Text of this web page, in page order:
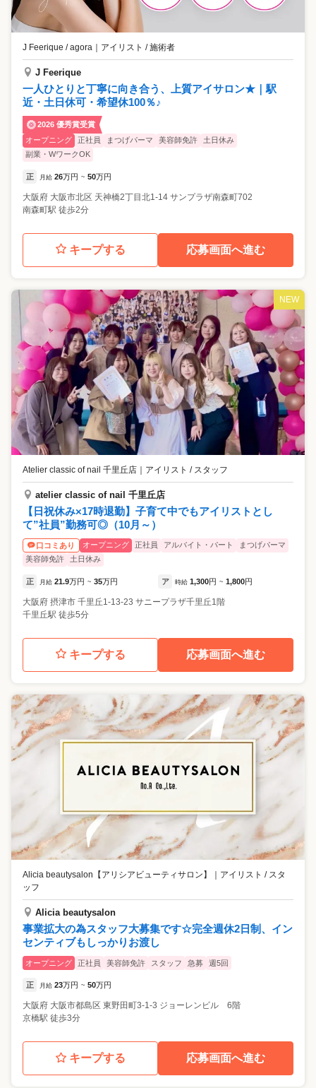
J Feerique / agora ｜ アイリスト / 施術者
J Feerique
一人ひとりと丁寧に向き合う、上質アイサロン★｜駅
近・土日休可・希望休100％♪
2026 優秀賞受賞
オープニング
正社員 まつげパーマ 美容師免許
土日休み
副業・WワークOK
正 月給 26万円 ~ 50万円
大阪府 大阪市北区 天神橋2丁目北1-14 サンプラザ南森町702
南森町駅 徒歩2分
キープする 応募画面へ進む
NEW
Atelier classic of nail 千里丘店 アイリスト / スタッフ
atelier classic of nail 千里丘店
【日祝休み×17時退勤】子育て中でもアイリストとし
て”社員”勤務可◎（10月～）
口コミあり オープニング 正社員 アルバイト・パート
まつげパーマ
美容師免許
土日休み
正 月給 21.9万円 ~ 35万円 ア 時給 1,300円 ~ 1,800円
大阪府 摂津市 千里丘1-13-23 サニープラザ千里丘1階
千里丘駅 徒歩5分
キープする 応募画面へ進む
Alicia beautysalon【アリシアビューティサロン】
アイリスト / スタ
ッフ
Alicia beautysalon
事業拡大の為スタッフ大募集です☆完全週休2日制、イン
センティブもしっかりお渡し
オープニング 正社員 美容師免許 スタッフ 急募 週5回
正 月給 23万円 ~ 50万円
大阪府 大阪市都島区 東野田町3-1-3 ジョーレンビル 6階
京橋駅 徒歩3分
キープする 応募画面へ進む